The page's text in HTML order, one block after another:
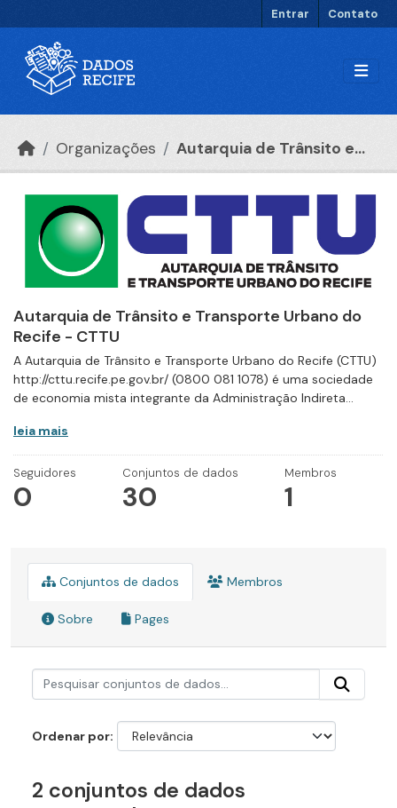
Entrar Contato
Organizações Autarquia de Trânsito e...
Autarquia de Trânsito e Transporte Urbano do
Recife - CTTU
A Autarquia de Trânsito e Transporte Urbano do Recife (CTTU)
http://cttu.recife.pe.gov.br/ (0800 081 1078) é uma sociedade
de economia mista integrante da Administração Indireta...
leia mais
Seguidores
0
Conjuntos de dados
30
Membros
1
Conjuntos de dados Membros
Sobre Pages
Ordenar por
2 conjuntos de dados